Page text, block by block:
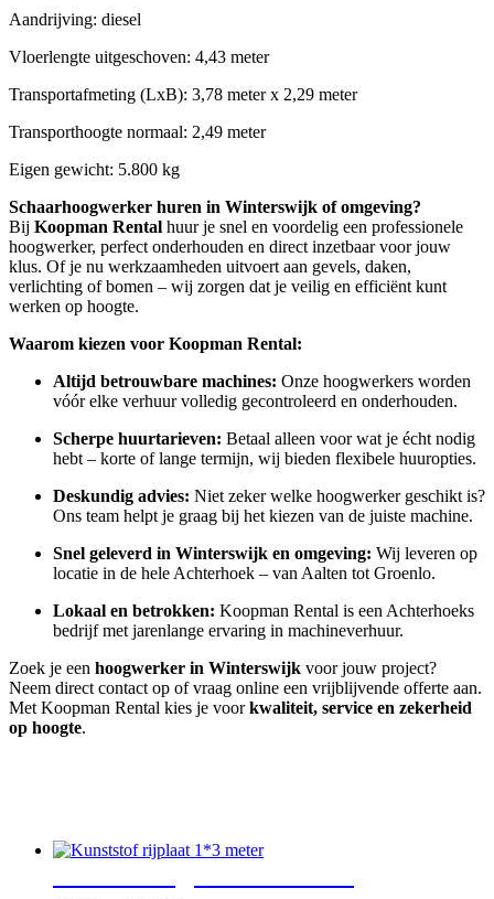
Aandrijving: diesel
Vloerlengte uitgeschoven: 4,43 meter
Transportafmeting (LxB): 3,78 meter x 2,29 meter
Transporthoogte normaal: 2,49 meter
Eigen gewicht: 5.800 kg
Schaarhoogwerker huren in Winterswijk of omgeving?
Bij Koopman Rental huur je snel en voordelig een professionele
hoogwerker, perfect onderhouden en direct inzetbaar voor jouw
klus. Of je nu werkzaamheden uitvoert aan gevels, daken,
verlichting of bomen – wij zorgen dat je veilig en efficiënt kunt
werken op hoogte.
Waarom kiezen voor Koopman Rental:
Altijd betrouwbare machines: Onze hoogwerkers worden
vóór elke verhuur volledig gecontroleerd en onderhouden.
Scherpe huurtarieven: Betaal alleen voor wat je écht nodig
hebt – korte of lange termijn, wij bieden flexibele huuropties.
Deskundig advies: Niet zeker welke hoogwerker geschikt is?
Ons team helpt je graag bij het kiezen van de juiste machine.
Snel geleverd in Winterswijk en omgeving: Wij leveren op
locatie in de hele Achterhoek – van Aalten tot Groenlo.
Lokaal en betrokken: Koopman Rental is een Achterhoeks
bedrijf met jarenlange ervaring in machineverhuur.
Zoek je een hoogwerker in Winterswijk voor jouw project?
Neem direct contact op of vraag online een vrijblijvende offerte aan.
Met Koopman Rental kies je voorkwaliteit, service en zekerheid
op hoogte.